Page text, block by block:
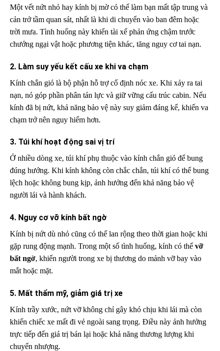
Một vết nứt nhỏ hay kính bị mờ có thể làm bạn mất tập trung và
cản trở tầm quan sát, nhất là khi di chuyển vào ban đêm hoặc
trời mưa. Tình huống này khiến tài xế phản ứng chậm trước
chướng ngại vật hoặc phương tiện khác, tăng nguy cơ tai nạn.
2. Làm suy yếu kết cấu xe khi va chạm
Kính chắn gió là bộ phận hỗ trợ cố định nóc xe. Khi xảy ra tai
nạn, nó góp phần phân tán lực và giữ vững cấu trúc cabin. Nếu
kính đã bị nứt, khả năng bảo vệ này suy giảm đáng kể, khiến va
chạm trở nên nguy hiểm hơn.
3. Túi khí hoạt động sai vị trí
Ở nhiều dòng xe, túi khí phụ thuộc vào kính chắn gió để bung
đúng hướng. Khi kính không còn chắc chắn, túi khí có thể bung
lệch hoặc không bung kịp, ảnh hưởng đến khả năng bảo vệ
người lái và hành khách.
4. Nguy cơ vỡ kính bất ngờ
Kính bị nứt dù nhỏ cũng có thể lan rộng theo thời gian hoặc khi
gặp rung động mạnh. Trong một số tình huống, kính có thể vỡ
bất ngờ, khiến người trong xe bị thương do mảnh vỡ bay vào
mắt hoặc mặt.
5. Mất thẩm mỹ, giảm giá trị xe
Kính trầy xước, nứt vỡ không chỉ gây khó chịu khi lái mà còn
khiến chiếc xe mất đi vẻ ngoài sang trọng. Điều này ảnh hưởng
trực tiếp đến giá trị bán lại hoặc khả năng thương lượng khi
chuyển nhượng.